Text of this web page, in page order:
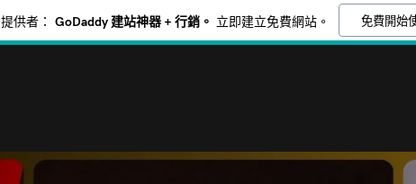
提供者： GoDaddy 建站神器 + 行銷。 立即建立免費網站。 免費開始